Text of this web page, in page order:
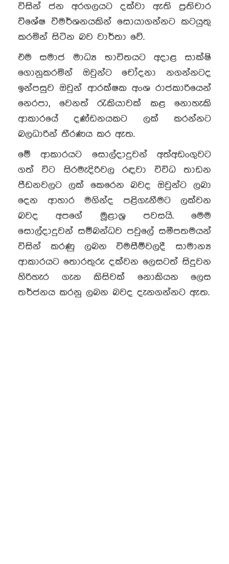
විසින් ජන අරගලයට දක්වා ඇති ප්‍රතිචාර
විශේෂ විමර්ශනයකින් සොයාගන්නට කටයුතු
කරමින් සිටින බව වාර්තා වේ.
එම සමාජ මාධ්‍ය භාවිතයට අදාළ සාක්ෂි
ගොනුකරමින් ඔවුන්ට චෝදනා නගන්නටද
ඉන්පසුව ඔවුන් ආරක්ෂක අංශ රාජකාරියෙන්
නෙරපා, වෙනත් රැකියාවක් කළ නොහැකි
ආකාරයේ දණ්ඩනයකට ලක් කරන්නට
බලධාරින් තීරණය කර ඇත.
මේ ආකාරයට සොල්දාදුවන් අත්අඩංගුවට
ගත් විට සිරමැදිරිවල රඳවා විවිධ තාඩන
පීඩනවලට ලක් කෙරෙන බවද ඔවුන්ට ලබා
දෙන ආහාර මගින්ද පළිගැනීමට ලක්වන
බවද අපගේ මූළාශ්‍ර පවසයි. මෙම
සොල්දාදුවන් සම්බන්ධව පවුලේ සමීපතමයන්
විසින් කරණු ලබන විමසීම්වලදී සාමාන්‍ය
ආකාරයට තොරතුරු දක්වන ලෙසටත් සිදුවන
හිරිහැර ගැන කිසිවක් නොකියන ලෙස
තර්ජනය කරනු ලබන බවද දැනගන්නට ඇත.